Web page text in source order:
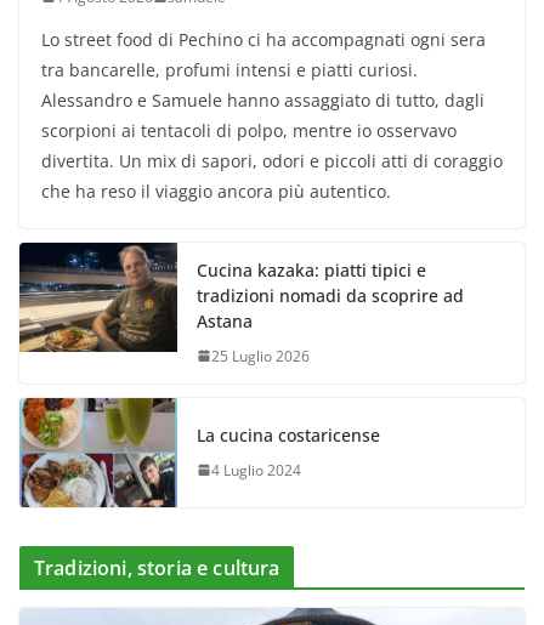
Lo street food di Pechino ci ha accompagnati ogni sera
tra bancarelle, profumi intensi e piatti curiosi.
Alessandro e Samuele hanno assaggiato di tutto, dagli
scorpioni ai tentacoli di polpo, mentre io osservavo
divertita. Un mix di sapori, odori e piccoli atti di coraggio
che ha reso il viaggio ancora più autentico.
Cucina kazaka: piatti tipici e
tradizioni nomadi da scoprire ad
Astana
25 Luglio 2026
La cucina costaricense
4 Luglio 2024
Tradizioni, storia e cultura